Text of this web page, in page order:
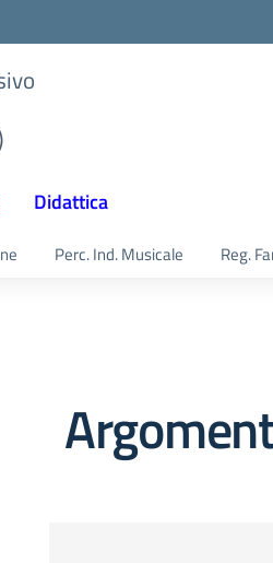
Didattica
Perc. Ind. Musicale Reg.